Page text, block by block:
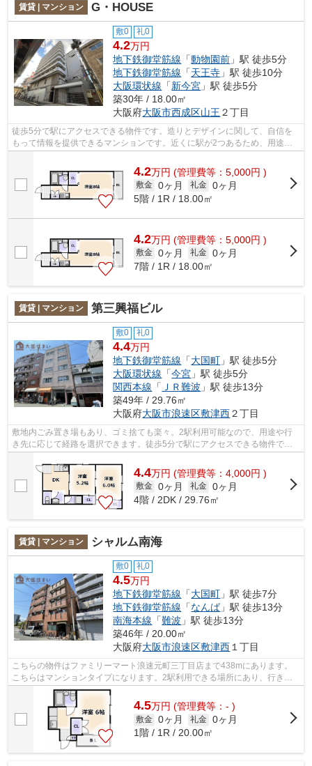
賃貸 | マンション G・HOUSE
敷0 礼0
4.2万円
地下鉄御堂筋線 「動物園前 」駅 徒歩5分
地下鉄御堂筋線 「天王寺 」駅 徒歩10分
大阪環状線 「新今宮 」駅 徒歩5分
築30年 / 18.00㎡
大阪府大阪市西成区山王 ２丁目
徒歩5分で駅にアクセスできる物件です。造りとデザインに関して、自信を
もって情報を提供できるマンションです。近くに駅が2つあるため、用途や
4.2万円 (管理費等：5,000円 )
敷金 0ヶ月 礼金 0ヶ月
5階 / 1R / 18.00㎡
4.2万円 (管理費等：5,000円 )
敷金 0ヶ月 礼金 0ヶ月
7階 / 1R / 18.00㎡
賃貸 | マンション 第三興福ビル
敷0 礼0
4.4万円
地下鉄御堂筋線 「大国町 」駅 徒歩5分
大阪環状線 「今宮 」駅 徒歩5分
関西本線 「 ＪＲ難波 」駅 徒歩13分
築49年 / 29.76㎡
大阪府大阪市浪速区敷津西２丁目
敷地内ごみ置き場もあり、ゴミ捨ても楽々。2駅利用可能なので、用途や行
き先に応じて経路を選択できます。徒歩5分で駅にアクセスできる物件で
4.4万円 (管理費等：4,000円 )
敷金 0ヶ月 礼金 0ヶ月
4階 / 2DK / 29.76㎡
賃貸 | マンション シャルム南海
敷0 礼0
4.5万円
地下鉄御堂筋線 「大国町 」駅 徒歩7分
地下鉄御堂筋線 「なんば」駅 徒歩13分
南海本線 「難波 」駅 徒歩13分
築46年 / 20.00㎡
大阪府大阪市浪速区敷津西 １丁目
こちらの物件はファミリーマート浪速元町三丁目店まで438mにあります。
こちらはマンションタイプになります。2駅利用できる場所にあり、行き先
に合わせて使い分けができます。「シャル...
4.5万円 (管理費等：- )
敷金 0ヶ月 礼金 0ヶ月
1階 / 1R / 20.00㎡